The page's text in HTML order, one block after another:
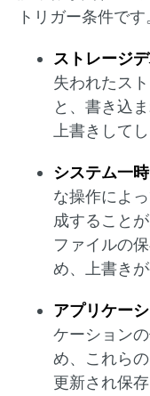
トリガー条件です
ストレージ
失われたス
と、書き込
上書きして
システム一
な操作によ
成すること
ファイルの
め、上書きが
アプリケー
ケーション
め、これら
更新され保